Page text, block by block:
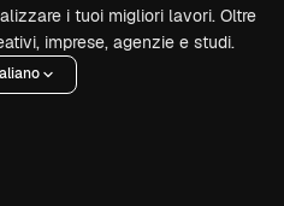
i tuoi migliori lavori. Oltre
imprese, agenzie e studi.